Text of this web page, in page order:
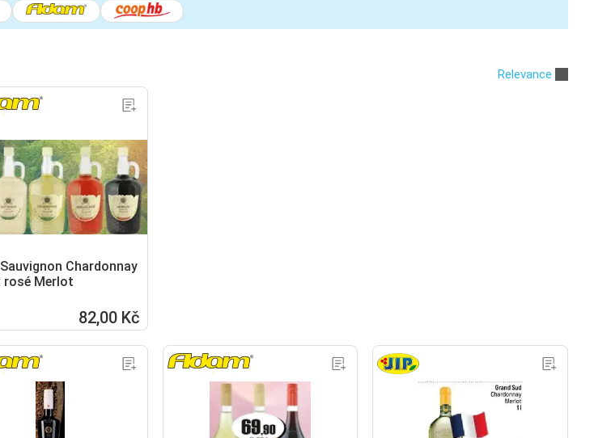
Relevance
Chardonnay
rosé Merlot
82,00 Kč